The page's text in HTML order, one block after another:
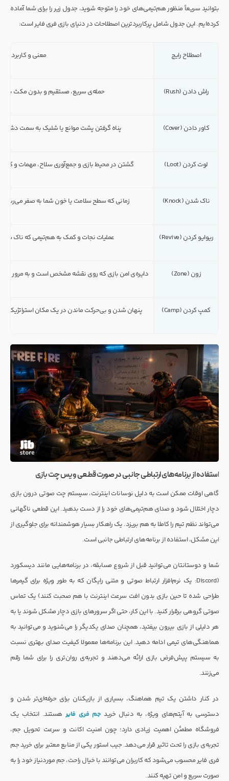
بتوانید سریعاً منظور هم‌تیمی‌های خود را متوجه شوید، جدول زیر را برای شما آماده
کرده‌ایم. این جدول شامل پرکاربردترین اصطلاحات در دنیای بازی فری فایر است:
اصطلاح رایج معنی و کاربرد در
راش دادن (Rush) حمله‌ی سریع، مستقیم و بدون مکث به
کاور دادن (Cover) پناه گرفتن پشت موانع یا شلیک به سمت
لوت کردن (Loot) گشتن در محیط بازی و جمع‌آوری سلاح، مهمات و
ناک شدن (Knock) زمانی که سطح سلامت یا خون شما به صفر می‌رسد
ریوایو کردن (Revive) عملیات نجات و کمک به هم‌تیمی که ناک شده
زون (Zone) دایره‌ی امن بازی که روی نقشه مشخص است و به مرور
کمپ کردن (Camp) پنهان شدن و بی‌حرکت ماندن در یک مکان استراتژیک
استفاده از برنامه‌های ارتباطی جانبی در صورت قطعی ویس چت بازی
گاهی اوقات ممکن است به دلیل نوسانات اینترنت، سیستم چت صوتی درون بازی
دچار اختلال شود و صدای هم‌تیمی‌های خود را از دست بدهید. این قطعی ناگهانی
می‌تواند نظم تیم را کاملا به هم بریزد. یک راهکار بسیار هوشمندانه برای جلوگیری از
این مشکل، استفاده از برنامه‌های ارتباطی جانبی است.
شما و دوستانتان می‌توانید قبل از شروع مسابقه، در برنامه‌هایی مانند دیسکورد
(Discord: یک نرم‌افزار ارتباط صوتی و متنی رایگان که به طور ویژه برای گیمرها
طراحی شده تا حین بازی بدون افت سرعت اینترنت با هم صحبت کنند) یک تماس
صوتی گروهی برقرار کنید. با این کار، حتی اگر سرورهای بازی دچار مشکل شوند یا به
هر دلیلی از بازی بیرون بیفتید، همچنان صدای یکدیگر را می‌شنوید و می‌توانید به
هماهنگی‌های تیمی ادامه دهید. این برنامه‌ها معمولا کیفیت صدای بهتری نسبت
به سیستم پیش‌فرض بازی ارائه می‌دهند و تجربه‌ی روان‌تری را برای شما رقم
می‌زنند.
در کنار داشتن یک تیم هماهنگ، بسیاری از بازیکنان برای حرفه‌ای‌تر شدن و
دسترسی به آیتم‌های ویژه، به دنبال خرید جم فری فایر هستند. انتخاب یک
فروشگاه مطمئن اهمیت زیادی دارد؛ چون امنیت اکانت و سرعت تحویل جم،
تجربه‌ی بازی را تحت تاثیر قرار می‌دهد. جیب استور یکی از منابع معتبر برای خرید جم
فری فایر محسوب می‌شود که کاربران می‌توانند با خیال راحت، جم موردنیاز خود را به
صورت سریع و امن تهیه کنند.